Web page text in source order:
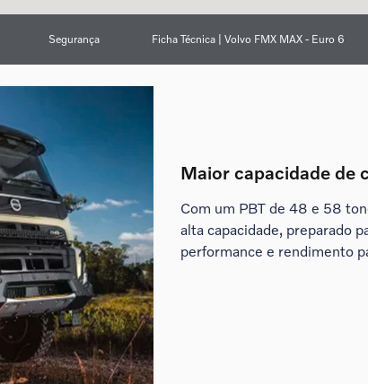
Segurança Ficha Técnica | Volvo FMX MAX - Euro 6
Maior capacidade de
Com um PBT de 48 e 58
alta capacidade, preparado
performance e rendimento